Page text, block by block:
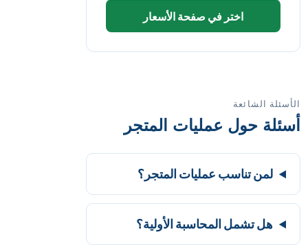
اختر في صفحة الأسعار
الأسئلة الشائعة
أسئلة حول عمليات المتجر
لمن تناسب عمليات المتجر؟
هل تشمل المحاسبة الأولية؟